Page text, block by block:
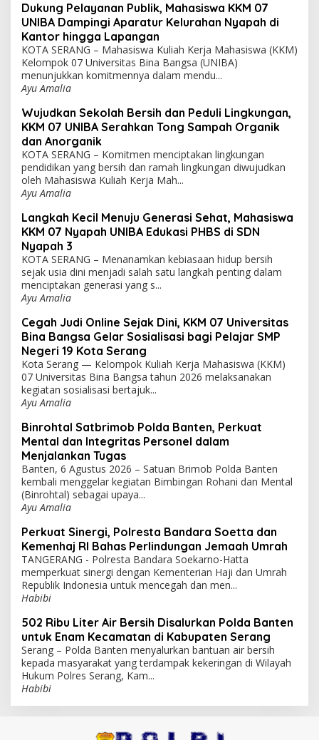
Dukung Pelayanan Publik, Mahasiswa KKM 07
UNIBA Dampingi Aparatur Kelurahan Nyapah di
Kantor hingga Lapangan
KOTA SERANG – Mahasiswa Kuliah Kerja Mahasiswa (KKM)
Kelompok 07 Universitas Bina Bangsa (UNIBA)
menunjukkan komitmennya dalam mendu...
Ayu Amalia
Wujudkan Sekolah Bersih dan Peduli Lingkungan,
KKM 07 UNIBA Serahkan Tong Sampah Organik
dan Anorganik
KOTA SERANG – Komitmen menciptakan lingkungan
pendidikan yang bersih dan ramah lingkungan diwujudkan
oleh Mahasiswa Kuliah Kerja Mah...
Ayu Amalia
Langkah Kecil Menuju Generasi Sehat, Mahasiswa
KKM 07 Nyapah UNIBA Edukasi PHBS di SDN
Nyapah 3
KOTA SERANG – Menanamkan kebiasaan hidup bersih
sejak usia dini menjadi salah satu langkah penting dalam
menciptakan generasi yang s...
Ayu Amalia
Cegah Judi Online Sejak Dini, KKM 07 Universitas
Bina Bangsa Gelar Sosialisasi bagi Pelajar SMP
Negeri 19 Kota Serang
Kota Serang — Kelompok Kuliah Kerja Mahasiswa (KKM)
07 Universitas Bina Bangsa tahun 2026 melaksanakan
kegiatan sosialisasi bertajuk...
Ayu Amalia
Binrohtal Satbrimob Polda Banten, Perkuat
Mental dan Integritas Personel dalam
Menjalankan Tugas
Banten, 6 Agustus 2026 – Satuan Brimob Polda Banten
kembali menggelar kegiatan Bimbingan Rohani dan Mental
(Binrohtal) sebagai upaya...
Ayu Amalia
Perkuat Sinergi, Polresta Bandara Soetta dan
Kemenhaj RI Bahas Perlindungan Jemaah Umrah
TANGERANG - Polresta Bandara Soekarno-Hatta
memperkuat sinergi dengan Kementerian Haji dan Umrah
Republik Indonesia untuk mencegah dan men...
Habibi
502 Ribu Liter Air Bersih Disalurkan Polda Banten
untuk Enam Kecamatan di Kabupaten Serang
Serang – Polda Banten menyalurkan bantuan air bersih
kepada masyarakat yang terdampak kekeringan di Wilayah
Hukum Polres Serang, Kam...
Habibi